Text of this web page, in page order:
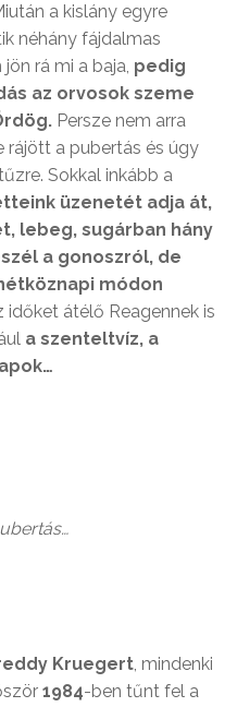
a kislány egyre
néhány fájdalmas
rá mi a baja, pedig
az orvosok szeme
Persze nem arra
rájött a pubertás és úgy
Sokkal inkább a
üzenetét adja át,
lebeg, sugárban hány
a gonoszról, de
módon
időket átélő Reagennek is
a szenteltvíz, a
Kruegert, mindenki
1984-ben tűnt fel a